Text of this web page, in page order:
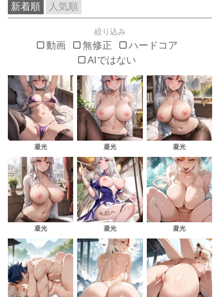
新着順 人気順
絞り込み
動画 無修正
ハードコア
AIではない
凝光 凝光 凝光
凝光 凝光 凝光